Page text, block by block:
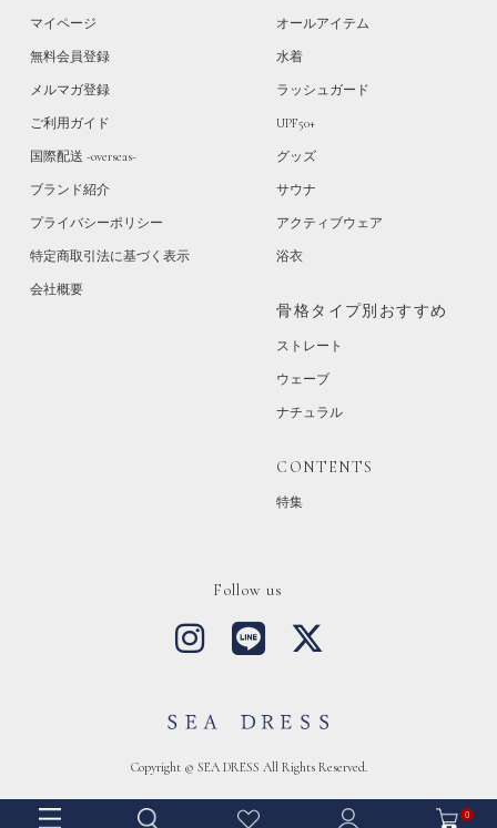
0
マイページ
無料会員登録
メルマガ登録
ご利用ガイド
国際配送 -overseas-
ブランド紹介
プライバシーポリシー
特定商取引法に基づく表示
会社概要
オールアイテム
水着
ラッシュガード
UPF50+
グッズ
サウナ
アクティブウェア
浴衣
骨格タイプ別おすすめ
ストレート
ウェーブ
ナチュラル
CONTENTS
特集
Follow us
Copyright © SEA DRESS All Rights Reserved.